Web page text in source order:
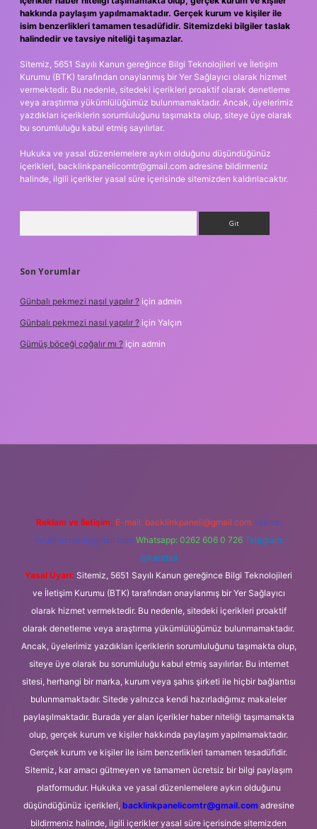
hakkında paylaşım yapılmamaktadır. Gerçek kurum ve kişiler ile
isim benzerlikleri tamamen tesadüfidir. Sitemizdeki bilgiler taslak
halindedir ve tavsiye niteliği taşımazlar.
Sitemiz, 5651 Sayılı Kanun gereğince Bilgi Teknolojileri ve İletişim
Kurumu (BTK) tarafından onaylanmış bir Yer Sağlayıcı olarak hizmet
vermektedir. Bu nedenle, sitedeki içerikleri proaktif olarak denetleme
veya araştırma yükümlülüğümüz bulunmamaktadır. Ancak, üyelerimiz
yazdıkları içeriklerin sorumluluğunu taşımakta olup, siteye üye olarak
bu sorumluluğu kabul etmiş sayılırlar.
Hukuka ve yasal düzenlemelere aykırı olduğunu düşündüğünüz
içerikleri, backlinkpanelicomtr@gmail.com adresine bildirmeniz
halinde, ilgili içerikler yasal süre içerisinde sitemizden kaldırılacaktır.
Son Yorumlar
Günbalı pekmezi nasıl yapılır ? için admin
Günbalı pekmezi nasıl yapılır ? için Yalçın
Gümüş böceği çoğalır mı ? için admin
Reklam ve İletişim: E-mail: backlinkpaneli@gmail.com Teams:
forumhizmeti@gmail.com Whatsapp: 0262 606 0 726 Telegram:
@karabul
Yasal Uyarı: Sitemiz, 5651 Sayılı Kanun gereğince Bilgi Teknolojileri
ve İletişim Kurumu (BTK) tarafından onaylanmış bir Yer Sağlayıcı
olarak hizmet vermektedir. Bu nedenle, sitedeki içerikleri proaktif
olarak denetleme veya araştırma yükümlülüğümüz bulunmamaktadır.
Ancak, üyelerimiz yazdıkları içeriklerin sorumluluğunu taşımakta olup,
siteye üye olarak bu sorumluluğu kabul etmiş sayılırlar. Bu internet
sitesi, herhangi bir marka, kurum veya şahıs şirketi ile hiçbir bağlantısı
bulunmamaktadır. Sitede yalnızca kendi hazırladığımız makaleler
paylaşılmaktadır. Burada yer alan içerikler haber niteliği taşımamakta
olup, gerçek kurum ve kişiler hakkında paylaşım yapılmamaktadır.
Gerçek kurum ve kişiler ile isim benzerlikleri tamamen tesadüfidir.
Sitemiz, kar amacı gütmeyen ve tamamen ücretsiz bir bilgi paylaşım
platformudur. Hukuka ve yasal düzenlemelere aykırı olduğunu
düşündüğünüz içerikleri, backlinkpanelicomtr@gmail.comadresine
bildirmeniz halinde, ilgili içerikler yasal süre içerisinde sitemizden